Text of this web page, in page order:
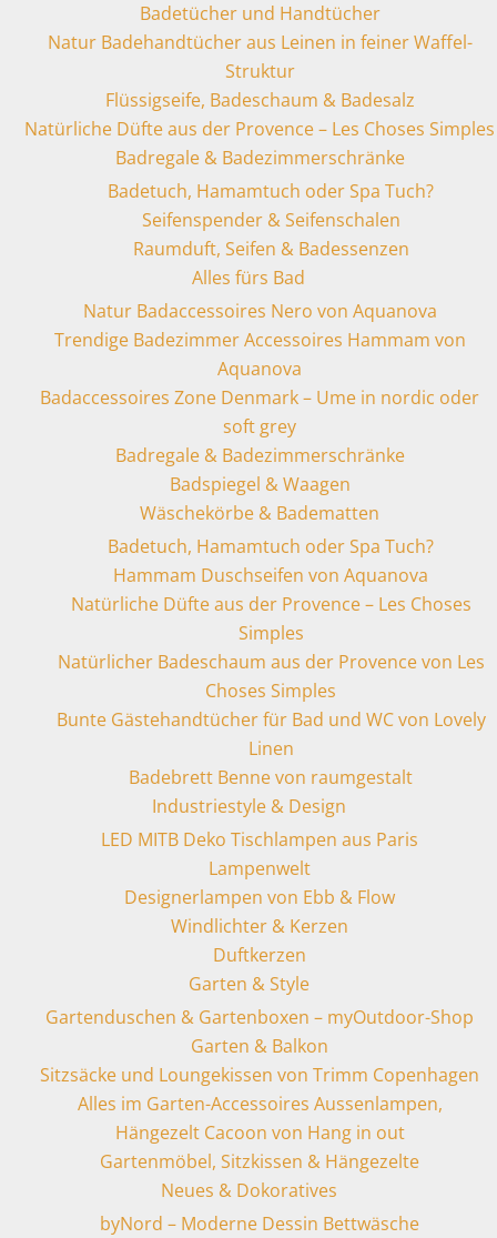
Badetücher und Handtücher
Natur Badehandtücher aus Leinen in feiner Waffel-
Struktur
Flüssigseife, Badeschaum & Badesalz
Natürliche Düfte aus der Provence – Les Choses Simples
Badregale & Badezimmerschränke
Badetuch, Hamamtuch oder Spa Tuch?
Seifenspender & Seifenschalen
Raumduft, Seifen & Badessenzen
Alles fürs Bad
Natur Badaccessoires Nero von Aquanova
Trendige Badezimmer Accessoires Hammam von
Aquanova
Badaccessoires Zone Denmark – Ume in nordic oder
soft grey
Badregale & Badezimmerschränke
Badspiegel & Waagen
Wäschekörbe & Badematten
Badetuch, Hamamtuch oder Spa Tuch?
Hammam Duschseifen von Aquanova
Natürliche Düfte aus der Provence – Les Choses
Simples
Natürlicher Badeschaum aus der Provence von Les
Choses Simples
Bunte Gästehandtücher für Bad und WC von Lovely
Linen
Badebrett Benne von raumgestalt
Industriestyle & Design
LED MITB Deko Tischlampen aus Paris
Lampenwelt
Designerlampen von Ebb & Flow
Windlichter & Kerzen
Duftkerzen
Garten & Style
Gartenduschen & Gartenboxen – myOutdoor-Shop
Garten & Balkon
Sitzsäcke und Loungekissen von Trimm Copenhagen
Alles im Garten-Accessoires Aussenlampen,
Hängezelt Cacoon von Hang in out
Gartenmöbel, Sitzkissen & Hängezelte
Neues & Dokoratives
byNord – Moderne Dessin Bettwäsche